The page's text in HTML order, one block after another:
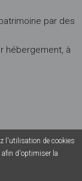
par des
hébergement, à
- Photos non
l'utilisation de cookies
d'optimiser la